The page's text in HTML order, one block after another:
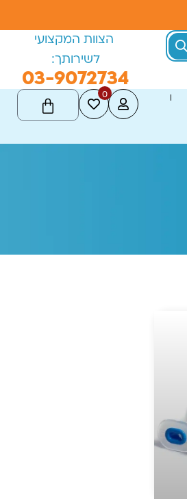
הצוות המקצועי
לשירותך:
03-9072734
0